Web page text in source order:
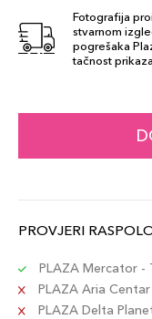
Fotografija
stvarnom
pogrešaka
tačnost
PROVJERI
PLAZA Mercator -
PLAZA Aria
PLAZA Delta